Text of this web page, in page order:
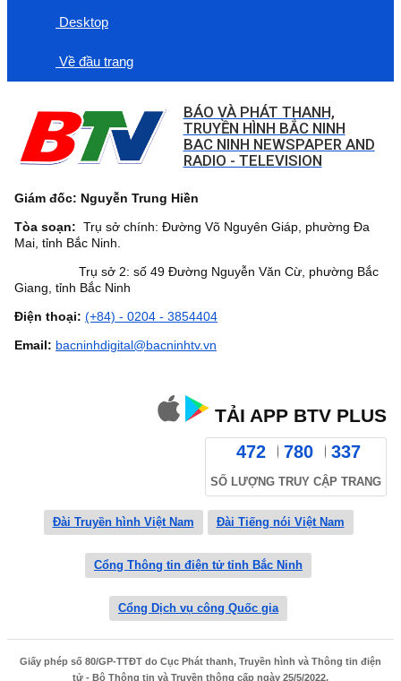
Desktop
Về đầu trang
BÁO VÀ PHÁT THANH,
TRUYỀN HÌNH BẮC NINH
BAC NINH NEWSPAPER AND
RADIO - TELEVISION
Giám đốc: Nguyễn Trung Hiền
Tòa soạn: Trụ sở chính: Đường Võ Nguyên Giáp, phường Đa
Mai, tỉnh Bắc Ninh.
Trụ sở 2: số 49 Đường Nguyễn Văn Cừ, phường Bắc
Giang, tỉnh Bắc Ninh
Điện thoại: (+84) - 0204 - 3854404
Email: bacninhdigital@bacninhtv.vn
TẢI APP BTV PLUS
472 780 337
SỐ LƯỢNG TRUY CẬP TRANG
Đài Truyền hình Việt Nam Đài Tiếng nói Việt Nam
Cổng Thông tin điện tử tỉnh Bắc Ninh
Cổng Dịch vụ công Quốc gia
Giấy phép số 80/GP-TTĐT do Cục Phát thanh, Truyền hình và Thông tin điện
tử - Bộ Thông tin và Truyền thông cấp ngày 25/5/2022.